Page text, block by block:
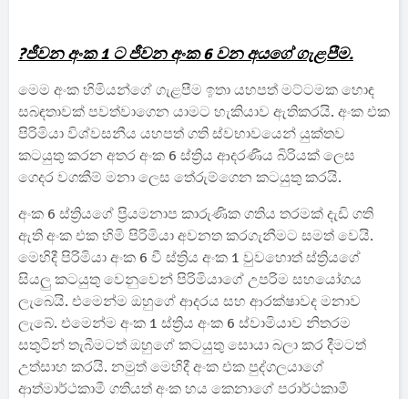
?ජීවන අංක 1 ට ජීවන අංක 6 වන අයගේ ගැළපීම.
මෙම අංක හිමියන්ගේ ගැළපීම ඉතා යහපත් මට්ටමක හොඳ
සබඳතාවක් පවත්වාගෙන යාමට හැකියාව ඇතිකරයි. අංක එක
පිරිමියා විශ්වසනීය යහපත් ගති ස්වභාවයෙන් යුක්තව
කටයුතු කරන අතර අංක 6 ස්ත්‍රිය ආදරණීය බිරියක් ලෙස
ගෙදර වගකීම් මනා ලෙස තේරුම්ගෙන කටයුතු කරයි.
අංක 6 ස්ත්‍රියගේ ප්‍රියමනාප කාරුණික ගතිය තරමක් දැඩි ගති
ඇති අංක එක හිමි පිරිමියා අවනත කරගැනීමට සමත් වෙයි.
මෙහිදී පිරිමියා අංක 6 වී ස්ත්‍රිය අංක 1 වුවහොත් ස්ත්‍රියගේ
සියලු කටයුතු වෙනුවෙන් පිරිමියාගේ උපරිම සහයෝගය
ලැබෙයි. එමෙන්ම ඔහුගේ ආදරය සහ ආරක්ෂාවද මනාව
ලැබේ. එමෙන්ම අංක 1 ස්ත්‍රිය අංක 6 ස්වාමියාව නිතරම
සතුටින් තැබීමටත් ඔහුගේ කටයුතු සොයා බලා කර දීමටත්
උත්සාහ කරයි. නමුත් මෙහිදී අංක එක පුද්ගලයාගේ
ආත්මාර්ථකාමී ගතියත් අංක හය කෙනාගේ පරාර්ථකාමී